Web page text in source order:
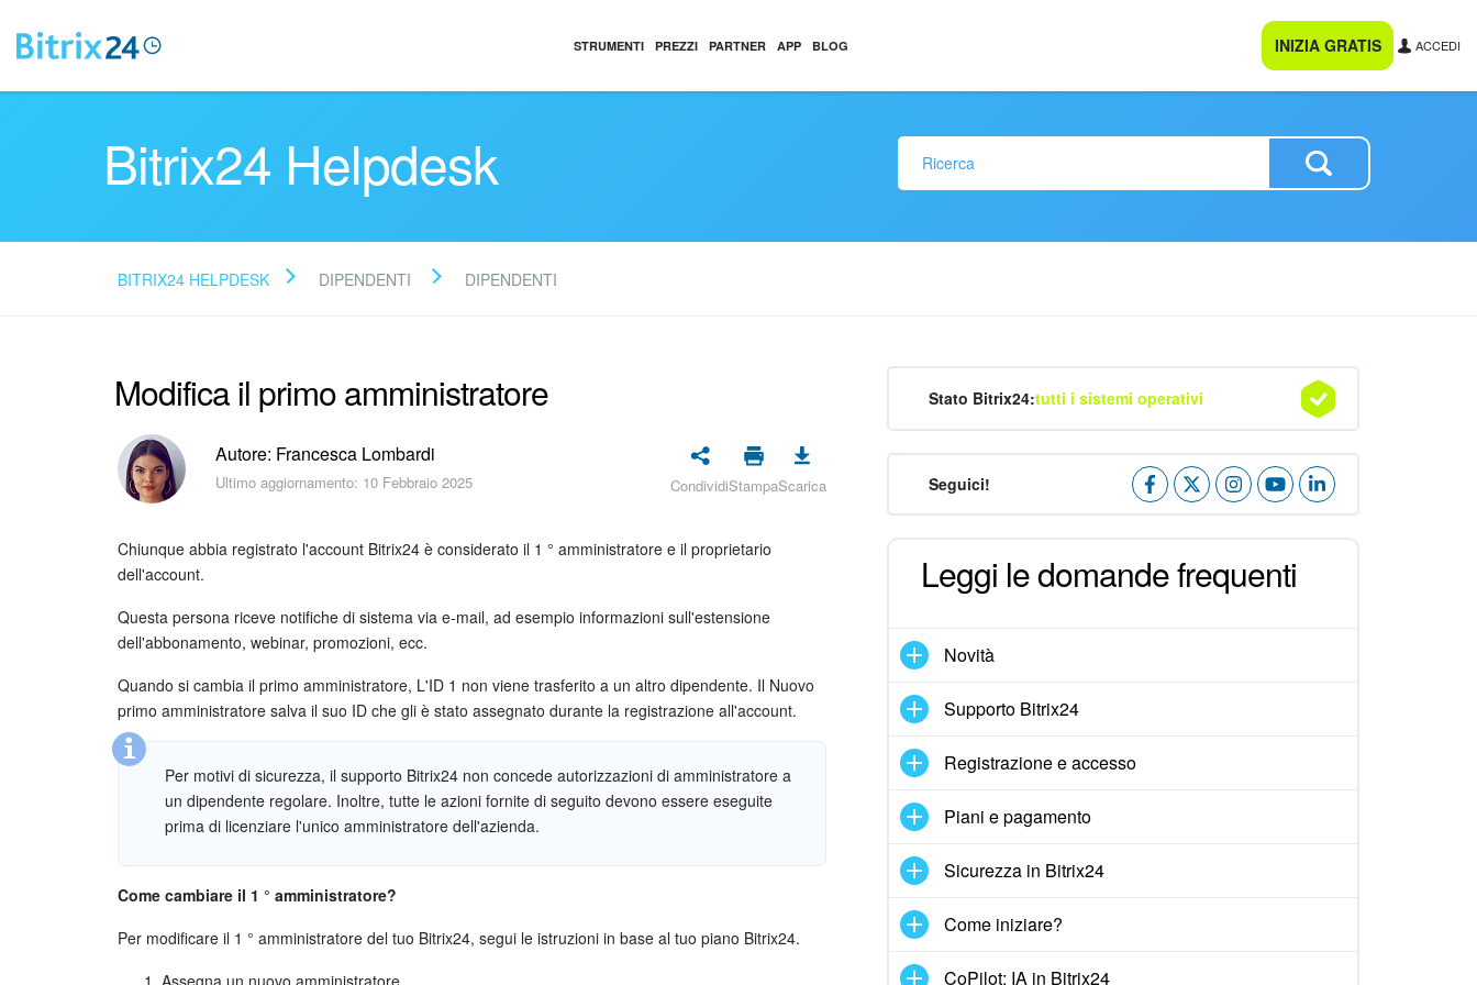
STRUMENTI PREZZI PARTNER APP BLOG INIZIA GRATIS ACCEDI
Bitrix24 Helpdesk
BITRIX24 HELPDESK DIPENDENTI DIPENDENTI
Modifica il primo amministratore
Autore: Francesca Lombardi
Ultimo aggiornamento: 10 Febbraio 2025 CondividiStampaScarica
Chiunque abbia registrato l'account Bitrix24 è considerato il 1 ° amministratore e il proprietario
dell'account.
Questa persona riceve notifiche di sistema via e-mail, ad esempio informazioni sull'estensione
dell'abbonamento, webinar, promozioni, ecc.
Quando si cambia il primo amministratore, L'ID 1 non viene trasferito a un altro dipendente. Il Nuovo
primo amministratore salva il suo ID che gli è stato assegnato durante la registrazione all'account.
Per motivi di sicurezza, il supporto Bitrix24 non concede autorizzazioni di amministratore a
un dipendente regolare. Inoltre, tutte le azioni fornite di seguito devono essere eseguite
prima di licenziare l'unico amministratore dell'azienda.
Come cambiare il 1 ° amministratore?
Per modificare il 1 ° amministratore del tuo Bitrix24, segui le istruzioni in base al tuo piano Bitrix24.
Assegna un nuovo amministratore
Stato Bitrix24:tutti i sistemi operativi
Seguici!
Leggi le domande frequenti
Novità
Supporto Bitrix24
Registrazione e accesso
Piani e pagamento
Sicurezza in Bitrix24
Come iniziare?
CoPilot: IA in Bitrix24